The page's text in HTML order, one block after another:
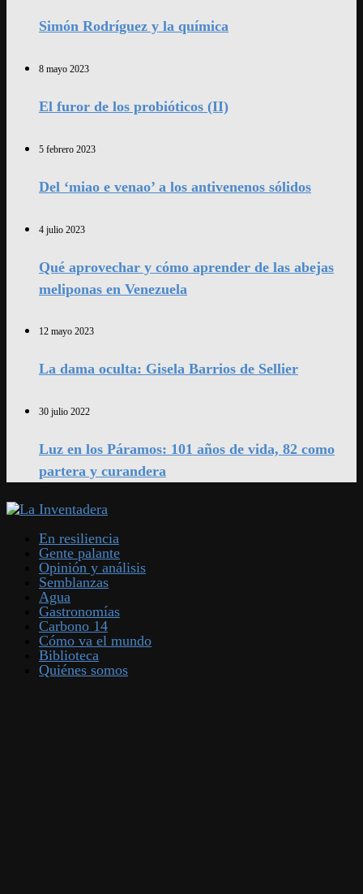
Simón Rodríguez y la química
8 mayo 2023
El furor de los probióticos (II)
5 febrero 2023
Del ‘miao e venao’ a los antivenenos sólidos
4 julio 2023
Qué aprovechar y cómo aprender de las abejas
meliponas en Venezuela
12 mayo 2023
La dama oculta: Gisela Barrios de Sellier
30 julio 2022
Luz en los Páramos: 101 años de vida, 82 como
partera y curandera
En resiliencia
Gente palante
Opinión y análisis
Semblanzas
Agua
Gastronomías
Carbono 14
Cómo va el mundo
Biblioteca
Quiénes somos